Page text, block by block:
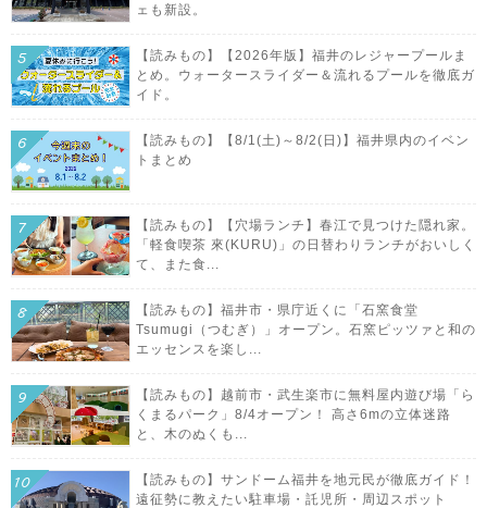
ェも新設。
【読みもの】【2026年版】福井のレジャープールま
とめ。ウォータースライダー＆流れるプールを徹底ガ
イド。
【読みもの】【8/1(土)～8/2(日)】福井県内のイベン
トまとめ
【読みもの】【穴場ランチ】春江で見つけた隠れ家。
「軽食喫茶 來(KURU)」の日替わりランチがおいしく
て、また食...
【読みもの】福井市・県庁近くに「石窯食堂
Tsumugi（つむぎ）」オープン。石窯ピッツァと和の
エッセンスを楽し...
【読みもの】越前市・武生楽市に無料屋内遊び場「ら
くまるパーク」8/4オープン！ 高さ6mの立体迷路
と、木のぬくも...
【読みもの】サンドーム福井を地元民が徹底ガイド！
遠征勢に教えたい駐車場・託児所・周辺スポット